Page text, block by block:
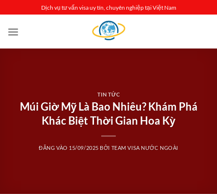
qua
nội
Dịch vụ tư vấn visa uy tín, chuyên nghiệp tại Việt Nam
TIN TỨC
Múi Giờ Mỹ Là Bao Nhiêu? Khám Phá
Khác Biệt Thời Gian Hoa Kỳ
ĐĂNG VÀO 15/09/2025 BỞI TEAM VISA NƯỚC NGOÀI